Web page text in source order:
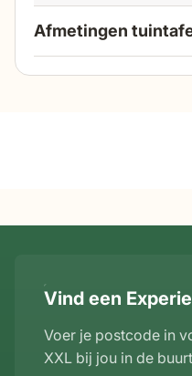
Afmetingen
hoogte
hoogte onderzijde
Vind een
Voer je postcode in
XXL bij jou in de buurt